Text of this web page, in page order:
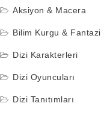
Aksiyon & Macera
Bilim Kurgu & Fantazi
Dizi Karakterleri
Dizi Oyuncuları
Dizi Tanıtımları